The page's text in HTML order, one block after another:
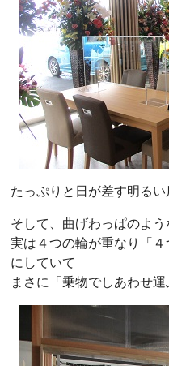
たっぷりと日が差す明るい
そして、曲げわっぱのよ
実は４つの輪が重なり「
にしていて
まさに「乗物でしあわせ